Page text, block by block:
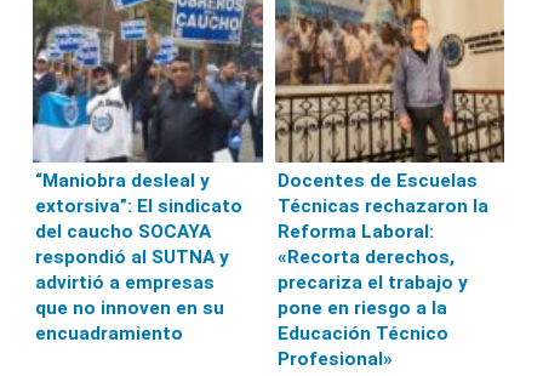
“Maniobra desleal y
extorsiva”: El sindicato
del caucho SOCAYA
respondió al SUTNA y
advirtió a empresas
que no innoven en su
encuadramiento
Docentes de Escuelas
Técnicas rechazaron la
Reforma Laboral:
«Recorta derechos,
precariza el trabajo y
pone en riesgo a la
Educación Técnico
Profesional»